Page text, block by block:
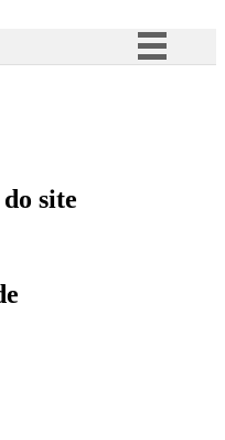
Acesso à informação
site